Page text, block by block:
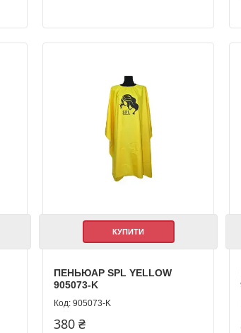
КУПИТИ
ПЕНЬЮАР SPL YELLOW
905073-K
905073-K
380 ₴